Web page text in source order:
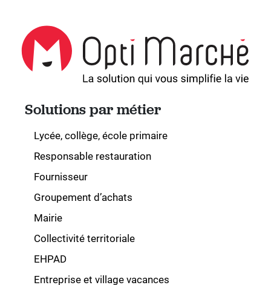
Solutions par métier
Lycée, collège, école primaire
Responsable restauration
Fournisseur
Groupement d’achats
Mairie
Collectivité territoriale
EHPAD
Entreprise et village vacances